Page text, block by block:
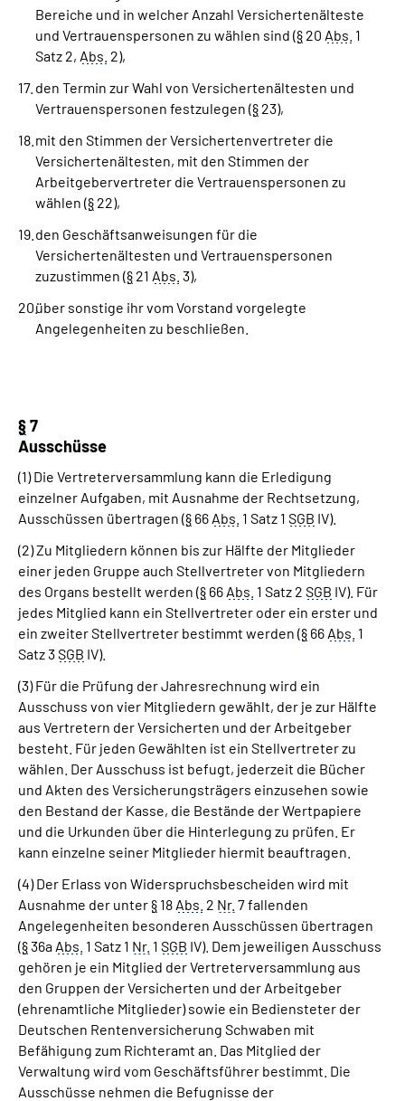
Bereiche und in welcher Anzahl Versichertenälteste
und Vertrauenspersonen zu wählen sind (§ 20 Abs. 1
Satz 2, Abs. 2),
den Termin zur Wahl von Versichertenältesten und
Vertrauenspersonen festzulegen (§ 23),
mit den Stimmen der Versichertenvertreter die
Versichertenältesten, mit den Stimmen der
Arbeitgebervertreter die Vertrauenspersonen zu
wählen (§ 22),
den Geschäftsanweisungen für die
Versichertenältesten und Vertrauenspersonen
zuzustimmen (§ 21 Abs. 3),
über sonstige ihr vom Vorstand vorgelegte
Angelegenheiten zu beschließen.
§7
Ausschüsse
(1) Die Vertreterversammlung kann die Erledigung
einzelner Aufgaben, mit Ausnahme der Rechtsetzung,
Ausschüssen übertragen (§ 66 Abs. 1 Satz 1 SGB IV).
(2) Zu Mitgliedern können bis zur Hälfte der Mitglieder
einer jeden Gruppe auch Stellvertreter von Mitgliedern
des Organs bestellt werden (§ 66 Abs. 1 Satz 2 SGB IV). Für
jedes Mitglied kann ein Stellvertreter oder ein erster und
ein zweiter Stellvertreter bestimmt werden (§ 66 Abs. 1
Satz 3SGB IV).
(3) Für die Prüfung der Jahresrechnung wird ein
Ausschuss von vier Mitgliedern gewählt, der je zur Hälfte
aus Vertretern der Versicherten und der Arbeitgeber
besteht. Für jeden Gewählten ist ein Stellvertreter zu
wählen. Der Ausschuss ist befugt, jederzeit die Bücher
und Akten des Versicherungsträgers einzusehen sowie
den Bestand der Kasse, die Bestände der Wertpapiere
und die Urkunden über die Hinterlegung zu prüfen. Er
kann einzelne seiner Mitglieder hiermit beauftragen.
(4) Der Erlass von Widerspruchsbescheiden wird mit
Ausnahme der unter§ 18 Abs. 2 Nr. 7 fallenden
Angelegenheiten besonderen Ausschüssen übertragen
(§36a Abs. 1 Satz 1 Nr. 1 SGB IV). Dem jeweiligen Ausschuss
gehören je ein Mitglied der Vertreterversammlung aus
den Gruppen der Versicherten und der Arbeitgeber
(ehrenamtliche Mitglieder) sowie ein Bediensteter der
Deutschen Rentenversicherung Schwaben mit
Befähigung zum Richteramt an. Das Mitglied der
Verwaltung wird vom Geschäftsführer bestimmt. Die
Ausschüsse nehmen die Befugnisse der